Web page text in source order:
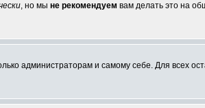
, но мы не рекомендуем вам делать это на
администраторам и самому себе. Для всех